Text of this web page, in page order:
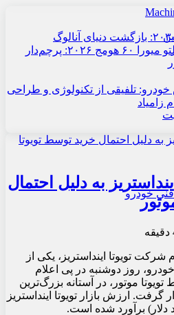
خودرو
معرفی لامبورگینی روئلتو میورا ۶۰ هومج ۲۰۲۶: پرچم‌دار
تلفیقی از تکنولوژی و طراحی
به دلیل احتمال
شرکت تویوتا اینداستریز، یکی از
روز دوشنبه در پی اعلام
موتور، در آستانه بزرگ‌ترین
ارزش بازار تویوتا اینداستریز